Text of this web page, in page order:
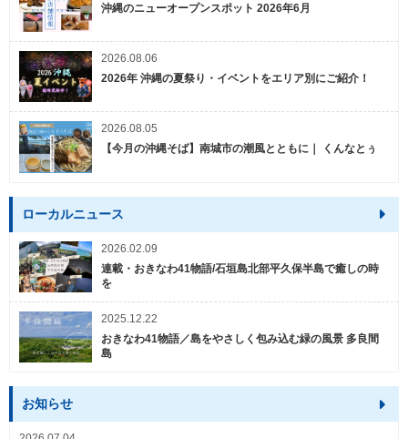
沖縄のニューオープンスポット 2026年6月
2026.08.06
2026年 沖縄の夏祭り・イベントをエリア別にご紹介！
2026.08.05
【今月の沖縄そば】南城市の潮風とともに｜ くんなとぅ
ローカルニュース
2026.02.09
連載・おきなわ41物語/石垣島北部平久保半島で癒しの時
を
2025.12.22
おきなわ41物語／島をやさしく包み込む緑の風景 多良間
島
お知らせ